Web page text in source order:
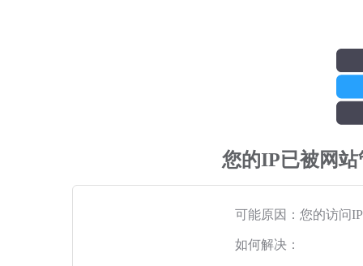
您的IP已被网
可能原因：您的访问
如何解决：